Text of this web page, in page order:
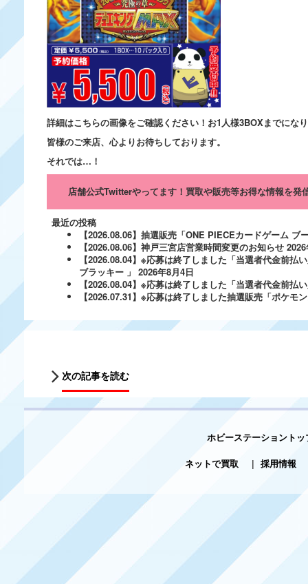
詳細はこちらの画像をご確認ください！お1人様3BOXまでにな
皆様のご来店、心よりお待ちしております。
それでは…！
店舗公式Twitterやってます！買取や販売等お得な情報を
最近の投稿
【2026.08.06】抽選販売「ONE PIECEカードゲーム ブ
【2026.08.06】神戸三宮店営業時間変更のお知らせ
【2026.08.04】※応募は終了しました「当選者代金前
ブラッキー 」 2026年8月4日
【2026.08.04】※応募は終了しました「当選者代金前
【2026.07.31】※応募は終了しました抽選販売「ポケ
次の記事を読む
ホビーステーショントッ
ネットで買取
| 採用情報